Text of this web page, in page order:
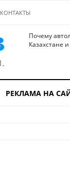
КОНТАКТЫ
Почему
Казахстане
РЕКЛАМА НА